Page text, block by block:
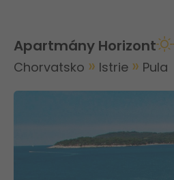
Apartmány Horizont
Chorvatsko Istrie Pula